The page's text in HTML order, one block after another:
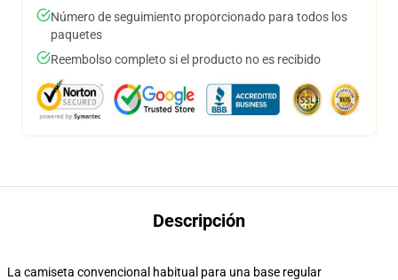
Número de seguimiento proporcionado para todos los
paquetes
Reembolso completo si el producto no es recibido
Descripción
La camiseta convencional habitual para una base regular